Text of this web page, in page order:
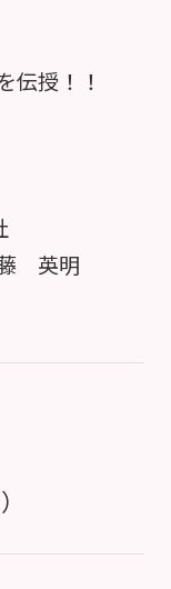
伝授！！
英明